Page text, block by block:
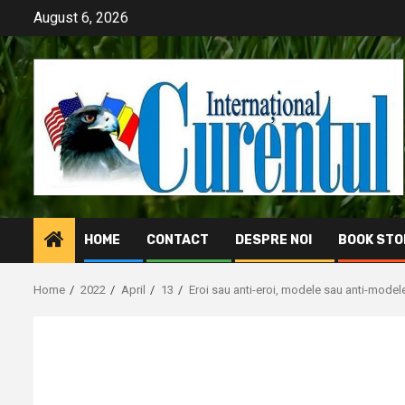
content
August 6, 2026
HOME CONTACT DESPRE NOI BOOK
Home 2022 April 13 Eroi sau anti-eroi, modele sau anti-